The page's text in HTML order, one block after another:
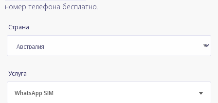
номер телефона бесплатно.
Страна
Услуга
WhatsApp SIM